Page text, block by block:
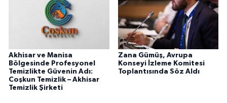
Akhisar ve Manisa
Bölgesinde Profesyonel
Temizlikte Güvenin Adı:
Coşkun Temizlik – Akhisar
Temizlik Şirketi
Zana Gümüş, Avrupa
Konseyi İzleme Komitesi
Toplantısında Söz Aldı